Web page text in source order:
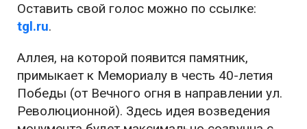
Оставить свой голос можно по ссылке:
tgl.ru.
Аллея, на которой появится памятник,
примыкает к Мемориалу в честь 40-летия
Победы (от Вечного огня в направлении ул.
Революционной). Здесь идея возведения